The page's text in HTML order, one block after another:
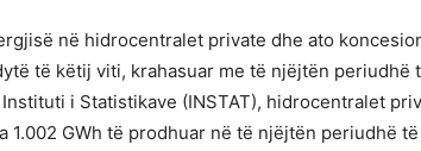
në hidrocentralet private dhe ato
të këtij viti, krahasuar me të njëjtën periudhë
i Statistikave (INSTAT), hidrocentralet
1.002 GWh të prodhuar në të njëjtën periudhë